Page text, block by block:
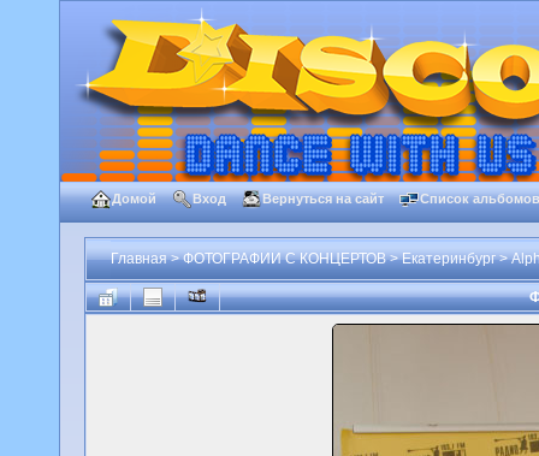
Домой Вход Вернуться на сайт Список альбомов
Главная>ФОТОГРАФИИ С КОНЦЕРТОВ>Екатеринбург>